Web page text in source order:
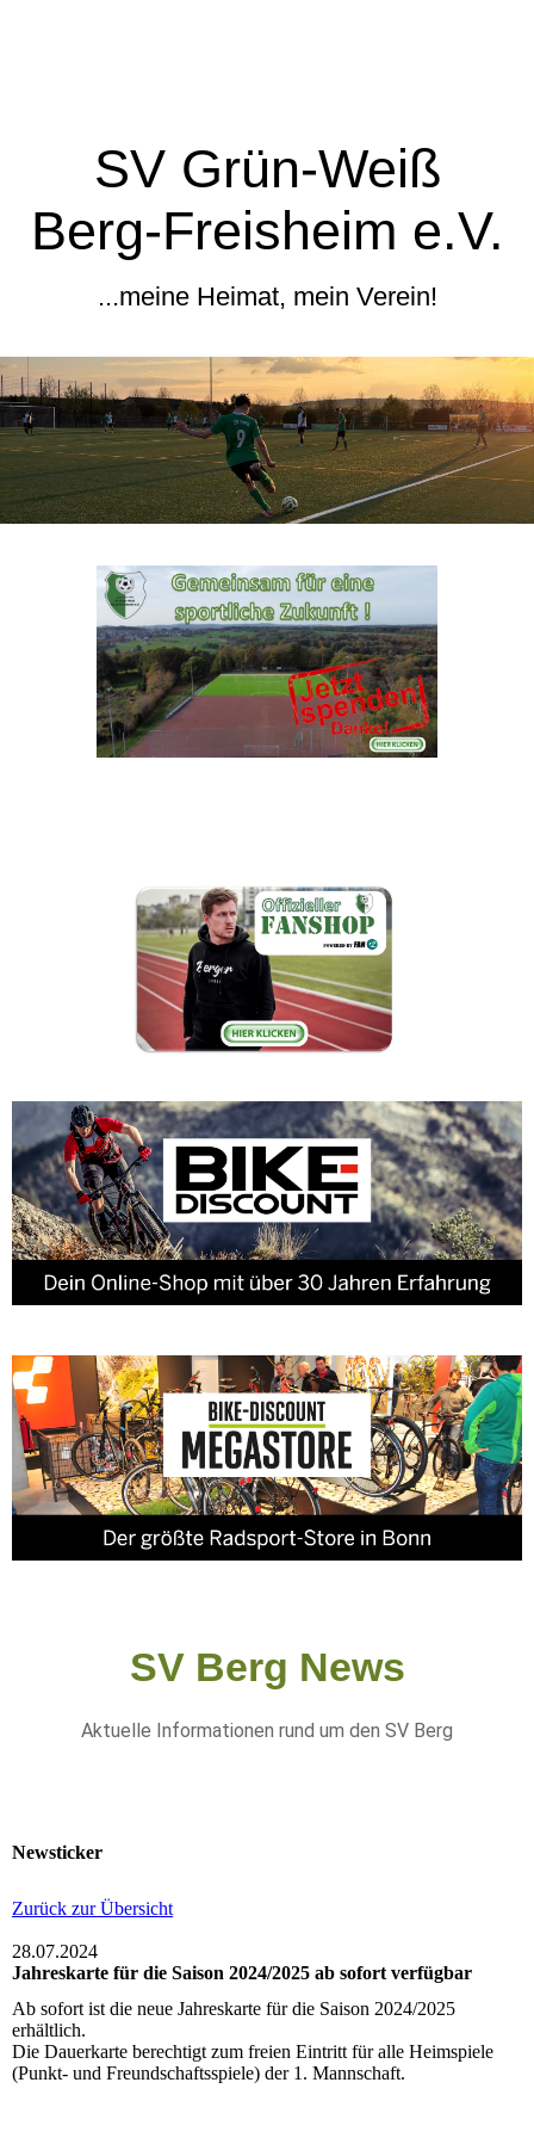
SV Grün-Weiß
Berg-Freisheim e.V.
...meine Heimat, mein Verein!
SV Berg News
Aktuelle Informationen rund um den SV Berg
Newsticker
Zurück zur Übersicht
28.07.2024
Jahreskarte für die Saison 2024/2025 ab sofort verfügbar
Ab sofort ist die neue Jahreskarte für die Saison 2024/2025
erhältlich.
Die Dauerkarte berechtigt zum freien Eintritt für alle Heimspiele
(Punkt- und Freundschaftsspiele) der 1. Mannschaft.